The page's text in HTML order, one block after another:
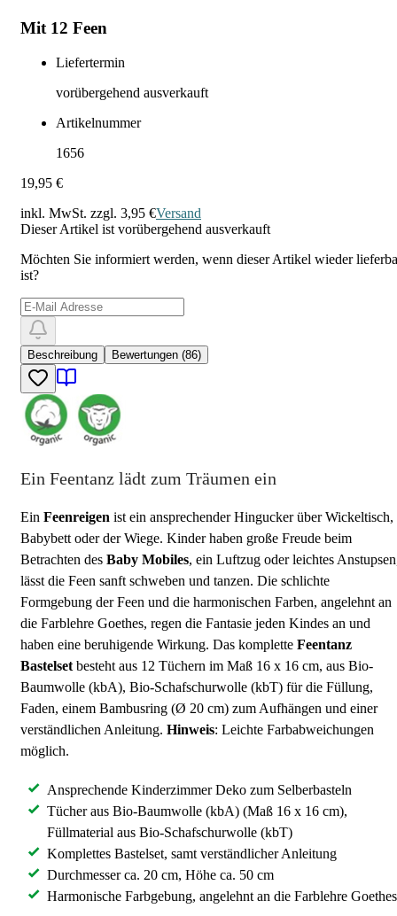
Mit 12 Feen
Liefertermin
vorübergehend ausverkauft
Artikelnummer
1656
19,95 €
inkl. MwSt. zzgl. 3,95 €Versand
Dieser Artikel ist vorübergehend ausverkauft
Möchten Sie informiert werden, wenn dieser Artikel wieder
ist?
Beschreibung Bewertungen (86)
Ein Feentanz lädt zum Träumen ein
Ein Feenreigen ist ein ansprechender Hingucker über Wickeltisch,
Babybett oder der Wiege. Kinder haben große Freude beim
Betrachten des Baby Mobiles, ein Luftzug oder leichtes
lässt die Feen sanft schweben und tanzen. Die schlichte
Formgebung der Feen und die harmonischen Farben, angelehnt an
die Farblehre Goethes, regen die Fantasie jeden Kindes an und
haben eine beruhigende Wirkung. Das komplette Feentanz
Bastelset besteht aus 12 Tüchern im Maß 16 x 16 cm, aus Bio-
Baumwolle (kbA), Bio-Schafschurwolle (kbT) für die Füllung,
Faden, einem Bambusring (Ø 20 cm) zum Aufhängen und einer
verständlichen Anleitung. Hinweis: Leichte Farbabweichungen
möglich.
Ansprechende Kinderzimmer Deko zum Selberbasteln
Tücher aus Bio-Baumwolle (kbA) (Maß 16 x 16 cm),
Füllmaterial aus Bio-Schafschurwolle (kbT)
Komplettes Bastelset, samt verständlicher Anleitung
Durchmesser ca. 20 cm, Höhe ca. 50 cm
Harmonische Farbgebung, angelehnt an die Farblehre Goethes